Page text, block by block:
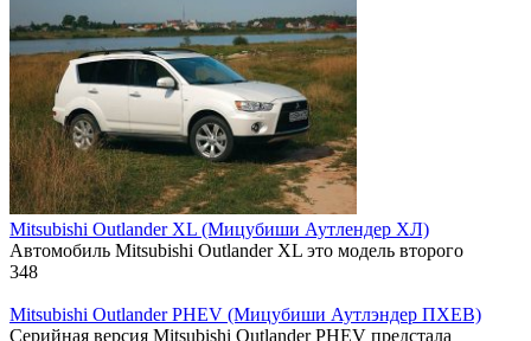
Mitsubishi Outlander XL (Мицубиши Аутлендер ХЛ)
Автомобиль Mitsubishi Outlander XL это модель второго
348
Mitsubishi Outlander PHEV (Мицубиши Аутлэндер ПХЕВ)
Серийная версия Mitsubishi Outlander PHEV предстала